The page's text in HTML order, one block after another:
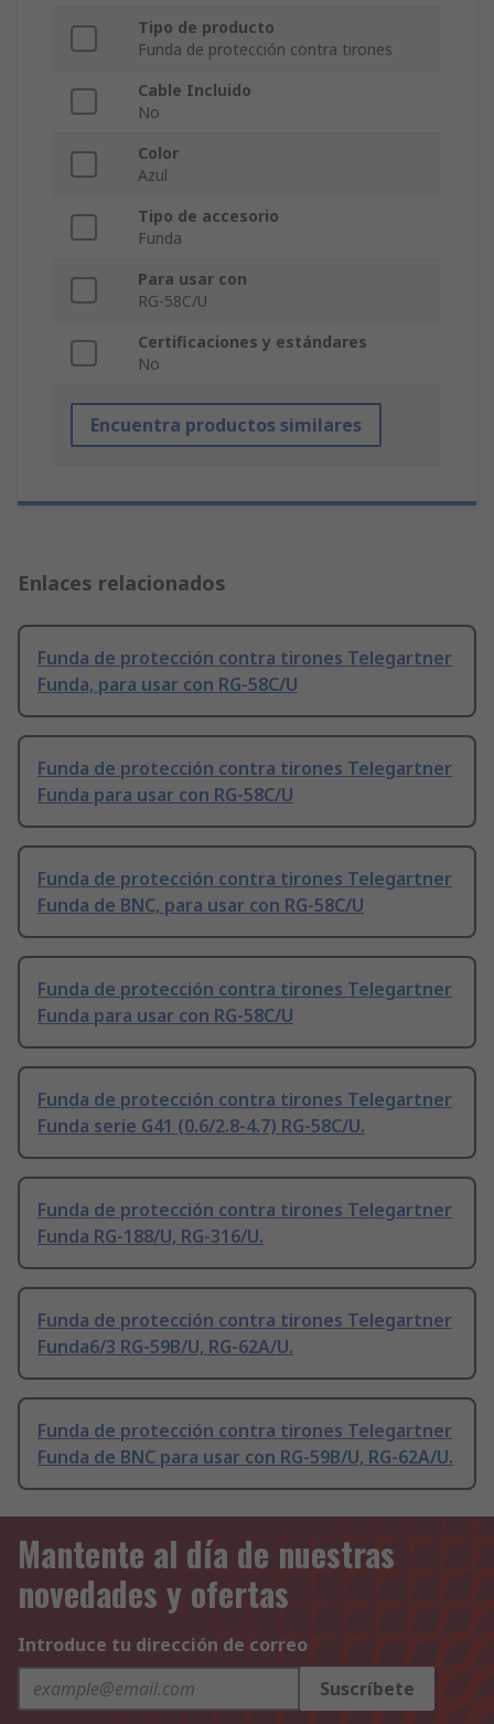
Tipo de producto
Funda de protección contra tirones
Cable Incluido
No
Color
Azul
Tipo de accesorio
Funda
Para usar con
RG-58C/U
Certificaciones y estándares
No
Encuentra productos similares
Enlaces relacionados
Funda de protección contra tirones Telegartner
Funda, para usar con RG-58C/U
Funda de protección contra tirones Telegartner
Funda para usar con RG-58C/U
Funda de protección contra tirones Telegartner
Funda de BNC, para usar con RG-58C/U
Funda de protección contra tirones Telegartner
Funda para usar con RG-58C/U
Funda de protección contra tirones Telegartner
Funda serie G41 (0.6/2.8-4.7) RG-58C/U.
Funda de protección contra tirones Telegartner
Funda RG-188/U, RG-316/U.
Funda de protección contra tirones Telegartner
Funda6/3 RG-59B/U, RG-62A/U.
Funda de protección contra tirones Telegartner
Funda de BNC para usar con RG-59B/U, RG-62A/U.
Mantente al día de nuestras
novedades y ofertas
Introduce tu dirección de correo
Suscríbete